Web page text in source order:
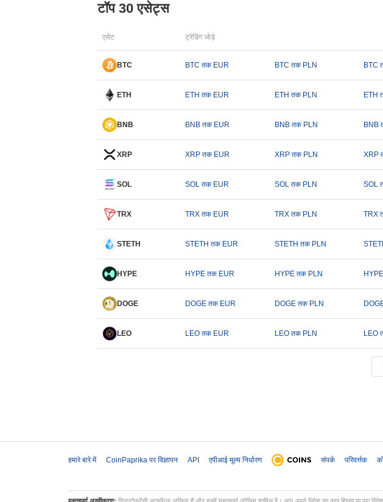
टॉप 30 एसेट्स
एसेट ट्रेडिंग जोड़े
BTC BTC तक EUR BTC तक PLN BTC
ETH ETH तक EUR ETH तक PLN ETH
BNB BNB तक EUR BNB तक PLN BNB
XRP XRP तक EUR XRP तक PLN XRP
SOL SOL तक EUR SOL तक PLN SOL
TRX TRX तक EUR TRX तक PLN TRX
STETH STETH तक EUR STETH तक PLN
HYPE HYPE तक EUR HYPE तक PLN
DOGE DOGE तक EUR DOGE तक PLN
LEO LEO तक EUR LEO तक PLN LEO
हमारे बारे में CoinPaprika पर विज्ञापन API एपीआई मूल्य निर्धारण संपर्क परिवर्त्तक